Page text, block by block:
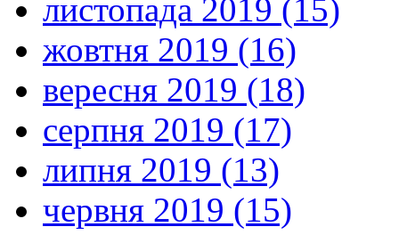
листопада 2019 (15)
жовтня 2019 (16)
вересня 2019 (18)
серпня 2019 (17)
липня 2019 (13)
червня 2019 (15)